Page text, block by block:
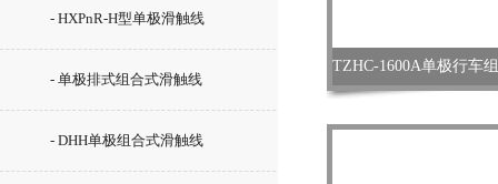
- HXPnR-H型单极滑触线
- 单极排式组合式滑触线
- DHH单极组合式滑触线